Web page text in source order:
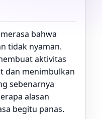
bahwa
tidak nyaman.
aktivitas
dan menimbulkan
sebenarnya
alasan
begitu panas.